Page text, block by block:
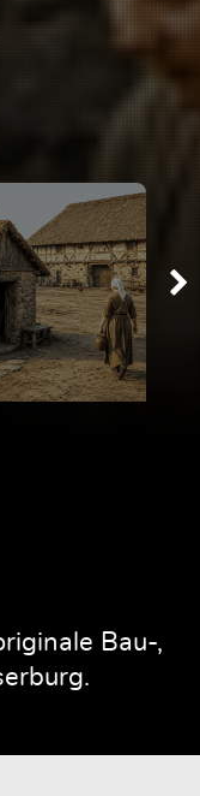
Bau-,